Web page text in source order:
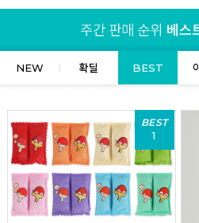
NEW 확딜 BEST
BEST
1